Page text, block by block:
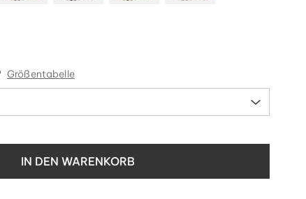
Größentabelle
IN DEN WARENKORB